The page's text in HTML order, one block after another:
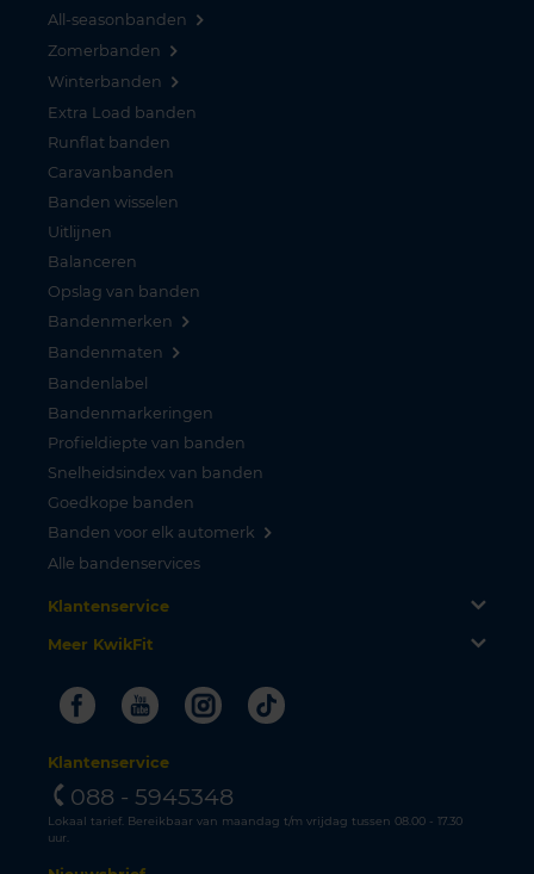
All-seasonbanden
Zomerbanden
Winterbanden
Extra Load banden
Runflat banden
Caravanbanden
Banden wisselen
Uitlijnen
Balanceren
Opslag van banden
Bandenmerken
Bandenmaten
Bandenlabel
Bandenmarkeringen
Profieldiepte van banden
Snelheidsindex van banden
Goedkope banden
Banden voor elk automerk
Alle bandenservices
Klantenservice
Meer KwikFit
FacebookYoutubeInstagram
Tiktok
Klantenservice
088 - 5945348
Lokaal tarief. Bereikbaar van maandag t/m vrijdag tussen 08.00 - 17.30
uur.